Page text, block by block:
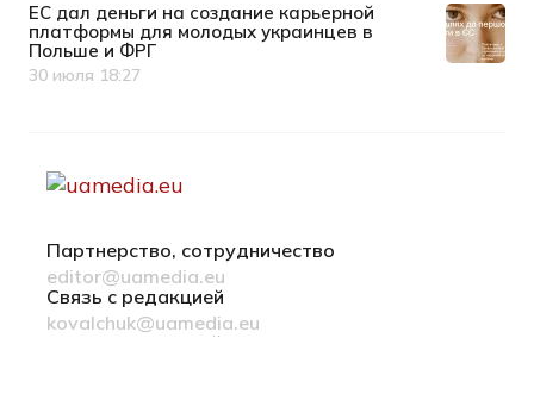
ЕС дал деньги на создание карьерной
платформы для молодых украинцев в
Польше и ФРГ
Дата публикации
30 июля 18:27
Партнерство, сотрудничество
editor@uamedia.eu
Связь с редакцией
kovalchuk@uamedia.eu
Новости компаний